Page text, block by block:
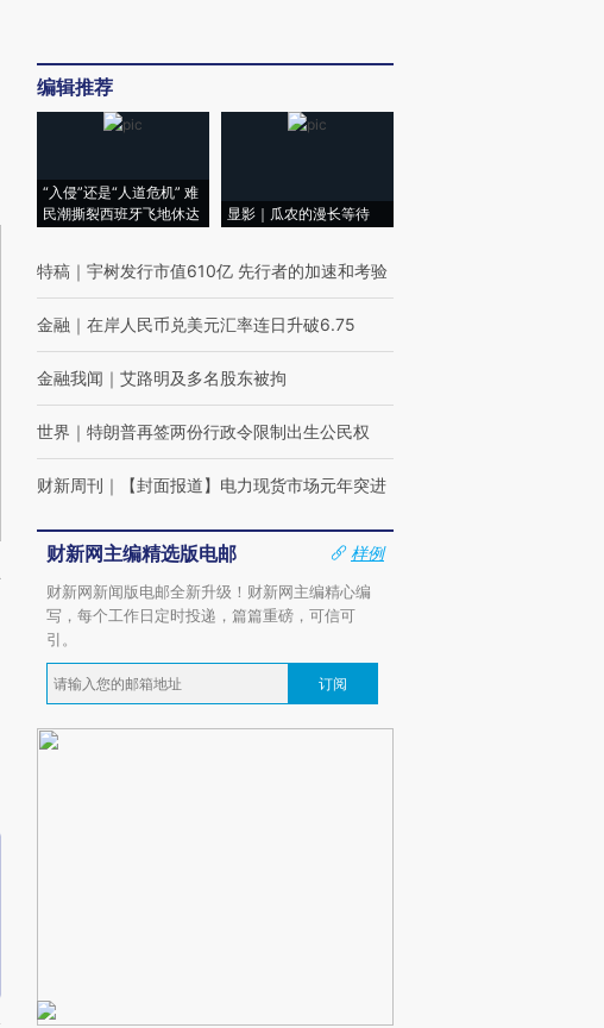
编辑推荐
“入侵”还是“人道危机” 难
民潮撕裂西班牙飞地休达
显影｜瓜农的漫长等待
特稿 ｜ 宇树发行市值610亿 先行者的加速和考验
金融 ｜ 在岸人民币兑美元汇率连日升破6.75
金融我闻 ｜ 艾路明及多名股东被拘
世界 ｜ 特朗普再签两份行政令限制出生公民权
财新周刊 ｜ 【封面报道】电力现货市场元年突进
财新网主编精选版电邮
样例
财新网新闻版电邮全新升级！财新网主编精心编
写，每个工作日定时投递，篇篇重磅，可信可
引。
订阅